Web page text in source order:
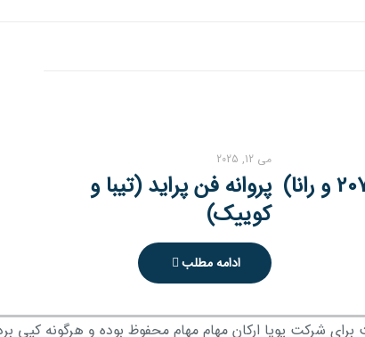
می 12, 2025
پروانه فن پراید (تیبا و
کوییک)
ادامه مطلب
شرکت پویا ارکان مهام مهام محفوظ بوده و هرگونه کپی